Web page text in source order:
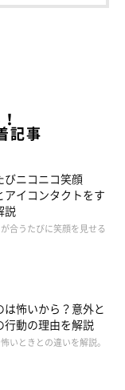
みる❤
記事
びニコニコ笑顔
イコンタクトをす
説
合うたびに笑顔を見せる
怖いから？意外と
行動の理由を解説
いときとの違いを解説。